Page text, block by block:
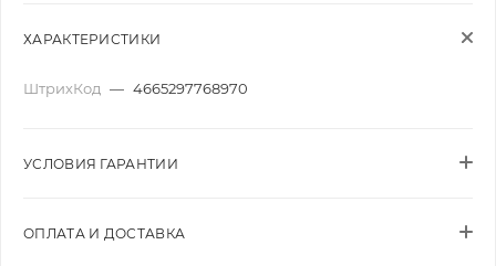
ХАРАКТЕРИСТИКИ
ШтрихКод — 4665297768970
УСЛОВИЯ ГАРАНТИИ
ОПЛАТА И ДОСТАВКА